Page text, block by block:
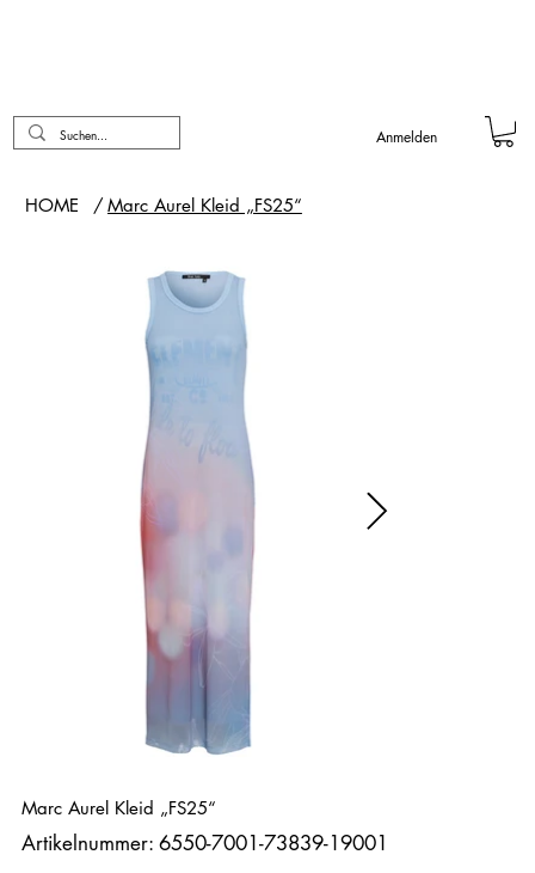
Anmelden
HOME / Marc Aurel Kleid „FS25“
Marc Aurel Kleid „FS25“
Artikelnummer:
Artikelnummer:
6550-
6550-7001-73839-19001